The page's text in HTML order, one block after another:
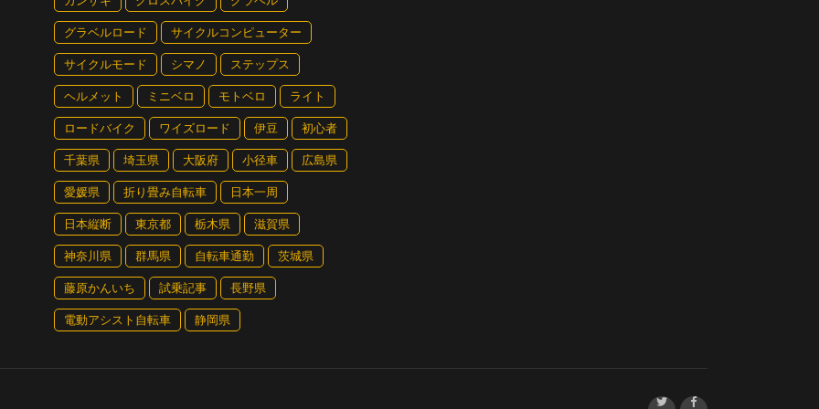
岸自転車道」の一部にも指定されており、リアス式海岸
れたサイクリングの名所。また、大阪便の途中停車駅と
と名張市にまたがる全長約91kmを1周するサイクリン
グラベルロード サイクルコンピューター
サイクルモード シマノ ステップス
ヘルメット ミニベロ モトベロ ライト
ロードバイク ワイズロード 伊豆 初心者
千葉県 埼玉県 大阪府 小径車 広島県
愛媛県 折り畳み自転車 日本一周
日本縦断 東京都 栃木県 滋賀県
神奈川県 群馬県 自転車通勤 茨城県
藤原かんいち 試乗記事 長野県
電動アシスト自転車 静岡県